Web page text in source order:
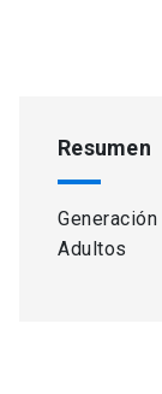
Resumen
Adultos